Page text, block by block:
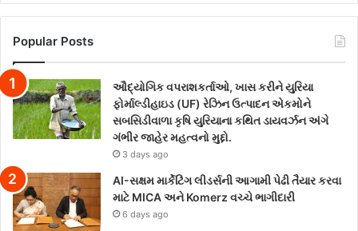
Popular Posts
ઔદ્યોગિક વપરાશકર્તાઓ, ખાસ કરીને યુરિયા
ફોર્માલ્ડીહાઇડ (UF) રેઝિન ઉત્પાદન એકમોને
સબસિડીવાળા કૃષિ યુરિયાના કથિત ડાયવર્ઝન અંગે
ગંભીર જાહેર મહત્વનો મુદ્દો.
3 days ago
AI-સક્ષમ માર્કેટિંગ લીડર્સની આગામી પેઢી તૈયાર કરવા
માટે MICA અને Komerz વચ્ચે ભાગીદારી
6 days ago